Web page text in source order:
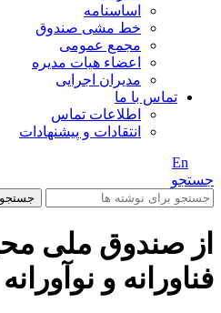
اساسنامه
خط مشی صندوق
مجمع عمومی
اعضاء هیات مدیره
مدیران اجرایی
تماس با ما
اطلاعات تماس
انتقادات و پیشنهادات
En
جستجو
جستجو
از صندوق ملی
فناورانه و